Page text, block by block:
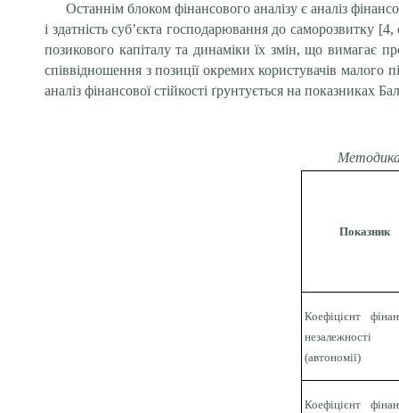
Останнім блоком фінансового аналізу є аналіз
і здатність суб’єкта господарювання до саморозвитку
позикового капіталу та динаміки їх змін, що вимагає
співвідношення з позиції окремих користувачів малого
аналіз фінансової стійкості ґрунтується на показниках
Методика
Показник
Коефіцієнт
незалежності
(автономії)
Коефіцієнт